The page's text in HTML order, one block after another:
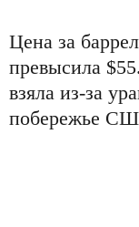
Цена за
превысила
взяла из-за
побережье